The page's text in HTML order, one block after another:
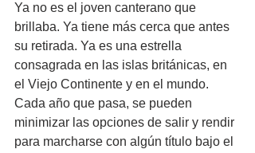
Ya no es el joven canterano que
brillaba. Ya tiene más cerca que antes
su retirada. Ya es una estrella
consagrada en las islas británicas, en
el Viejo Continente y en el mundo.
Cada año que pasa, se pueden
minimizar las opciones de salir y rendir
para marcharse con algún título bajo el